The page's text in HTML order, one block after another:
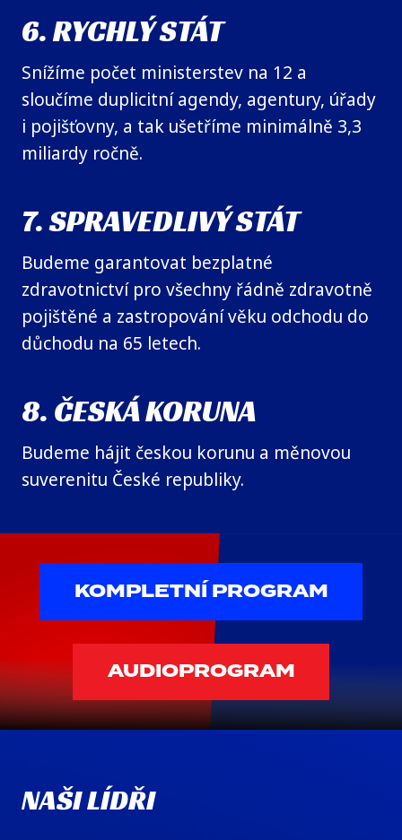
6. RYCHLÝ STÁT
Snížíme počet ministerstev na 12 a
sloučíme duplicitní agendy, agentury, úřady
i pojišťovny, a tak ušetříme minimálně 3,3
miliardy ročně.
7. SPRAVEDLIVÝ STÁT
Budeme garantovat bezplatné
zdravotnictví pro všechny řádně zdravotně
pojištěné a zastropování věku odchodu do
důchodu na 65 letech.
8. ČESKÁ KORUNA
Budeme hájit českou korunu a měnovou
suverenitu České republiky.
KOMPLETNÍ PROGRAM
AUDIOPROGRAM
NAŠI LÍDŘI